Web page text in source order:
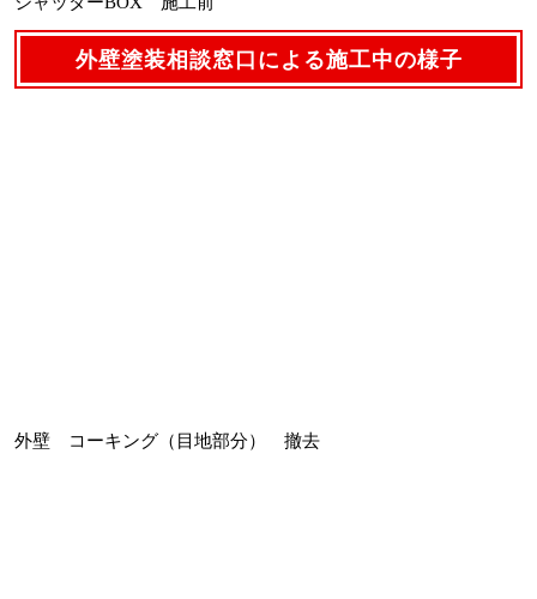
外壁塗装相談窓口による施工中の様子
外壁 コーキング（目地部分） 撤去